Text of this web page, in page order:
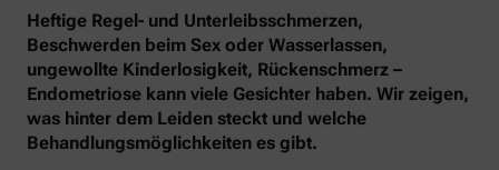
Heftige Regel- und Unterleibsschmerzen,
Beschwerden beim Sex oder Wasserlassen,
ungewollte Kinderlosigkeit, Rückenschmerz –
Endometriose kann viele Gesichter haben. Wir zeigen,
was hinter dem Leiden steckt und welche
Behandlungsmöglichkeiten es gibt.